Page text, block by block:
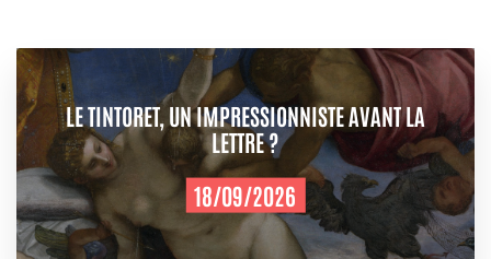
LE TINTORET, UN IMPRESSIONNISTE AVANT LA
LETTRE ?
18/09/2026